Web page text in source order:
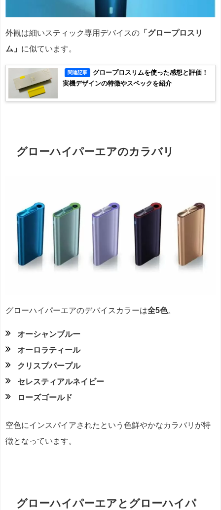
外観は細いスティック専用デバイスの 「グロープロスリ
ム」 に似ています。
関連記事
グロープロスリムを使った感想と評価！
実機デザインの特徴やスペックを紹介
グローハイパーエアのカラバリ
グローハイパーエアのデバイスカラーは全5色。
オーシャンブルー
オーロラティール
クリスプパープル
セレスティアルネイビー
ローズゴールド
空色にインスパイアされたという色鮮やかなカラバリが特
徴となっています。
グローハイパーエアとグローハイパ